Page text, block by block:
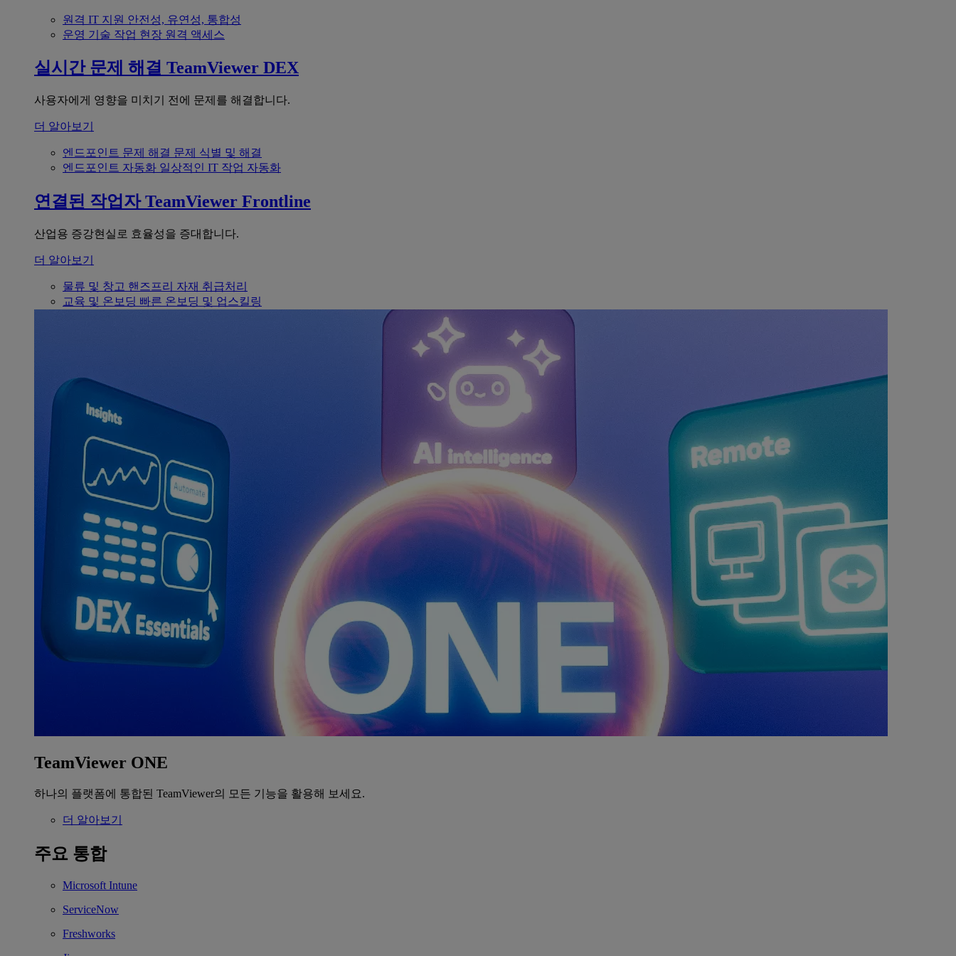
원격 IT 지원 안전성, 유연성, 통합성
운영 기술 작업 현장 원격 액세스
실시간 문제 해결 TeamViewer DEX
사용자에게 영향을 미치기 전에 문제를 해결합니다.
더 알아보기
엔드포인트 문제 해결 문제 식별 및 해결
엔드포인트 자동화 일상적인 IT 작업 자동화
연결된 작업자 TeamViewer Frontline
산업용 증강현실로 효율성을 증대합니다.
더 알아보기
물류 및 창고 핸즈프리 자재 취급처리
교육 및 온보딩 빠른 온보딩 및 업스킬링
TeamViewer ONE
하나의 플랫폼에 통합된 TeamViewer의 모든 기능을 활용해 보세요.
더 알아보기
주요 통합
Microsoft Intune
ServiceNow
Freshworks